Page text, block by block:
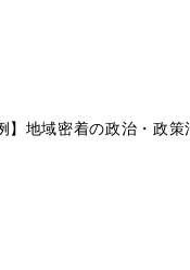
】地域密着の政治・政